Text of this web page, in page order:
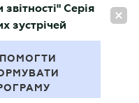
UA
Серія
зустрічей